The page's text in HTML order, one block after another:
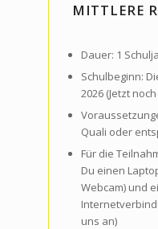
MITTLERE
Dauer: 1
Schulbeginn:
2026 (Jetzt
Quali oder
Für die
Du einen
Webcam) und
uns an)